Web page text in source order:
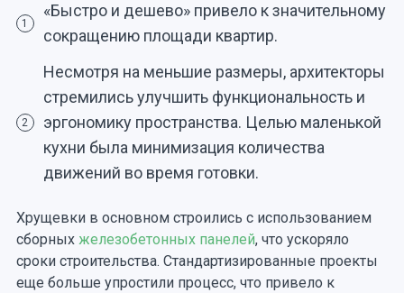
1
«Быстро и дешево» привело к значительному
сокращению площади квартир.
2
Несмотря на меньшие размеры, архитекторы
стремились улучшить функциональность и
эргономику пространства. Целью маленькой
кухни была минимизация количества
движений во время готовки.
Хрущевки в основном строились с использованием
сборных железобетонных панелей, что ускоряло
сроки строительства. Стандартизированные проекты
еще больше упростили процесс, что привело к